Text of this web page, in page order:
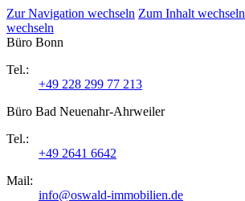
Zur Navigation wechseln Zum Inhalt wechseln
wechseln
Büro Bonn
Tel.:
+49 228 299 77 213
Büro Bad Neuenahr-Ahrweiler
Tel.:
+49 2641 6642
Mail:
info@oswald-immobilien.de